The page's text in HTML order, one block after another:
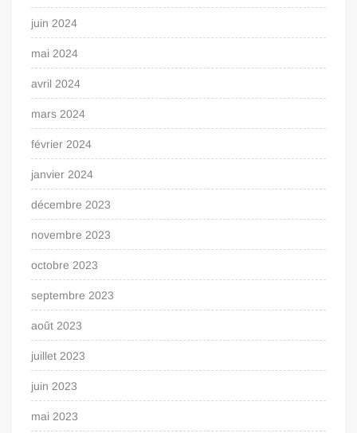
juin 2024
mai 2024
avril 2024
mars 2024
février 2024
janvier 2024
décembre 2023
novembre 2023
octobre 2023
septembre 2023
août 2023
juillet 2023
juin 2023
mai 2023